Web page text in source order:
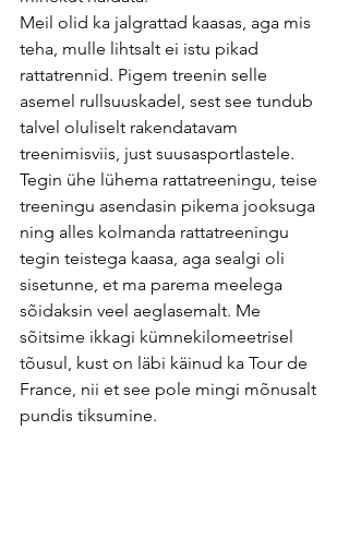
Meil olid ka jalgrattad kaasas, aga mis
teha, mulle lihtsalt ei istu pikad
rattatrennid. Pigem treenin selle
asemel rullsuuskadel, sest see tundub
talvel oluliselt rakendatavam
treenimisviis, just suusasportlastele.
Tegin ühe lühema rattatreeningu, teise
treeningu asendasin pikema jooksuga
ning alles kolmanda rattatreeningu
tegin teistega kaasa, aga sealgi oli
sisetunne, et ma parema meelega
sõidaksin veel aeglasemalt. Me
sõitsime ikkagi kümnekilomeetrisel
tõusul, kust on läbi käinud ka Tour de
France, nii et see pole mingi mõnusalt
pundis tiksumine.